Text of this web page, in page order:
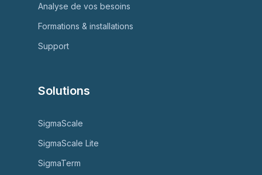
Analyse de vos besoins
Formations & installations
Support
Solutions
SigmaScale
SigmaScale Lite
SigmaTerm